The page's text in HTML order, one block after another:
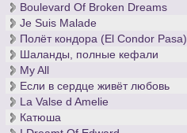
Boulevard Of Broken Dreams
Je Suis Malade
Полёт кондора (El Condor Pasa)
Шаланды, полные кефали
My All
Если в сердце живёт любовь
La Valse d Amelie
Катюша